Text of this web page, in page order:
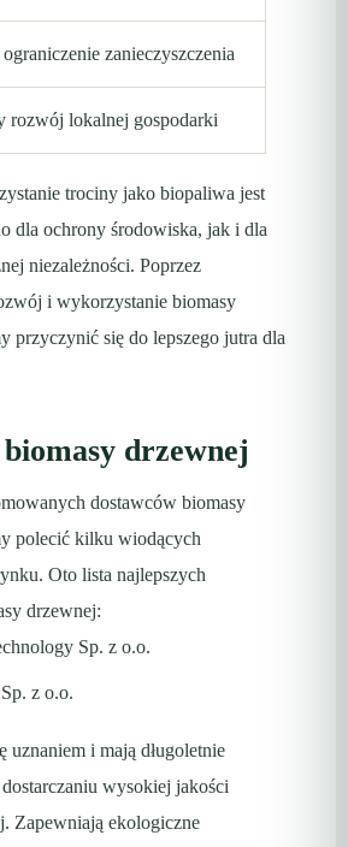
zanieczyszczenia
rozwój lokalnej gospodarki
trociny jako biopaliwa jest
dla ochrony środowiska, jak i dla
niezależności. Poprzez
i wykorzystanie biomasy
przyczynić się do lepszego jutra dla
drzewnej
dostawców biomasy
polecić kilku wiodących
Oto lista najlepszych
drzewnej:
Sp. z o.o.
z o.o.
uznaniem i mają długoletnie
wysokiej jakości
Zapewniają ekologiczne